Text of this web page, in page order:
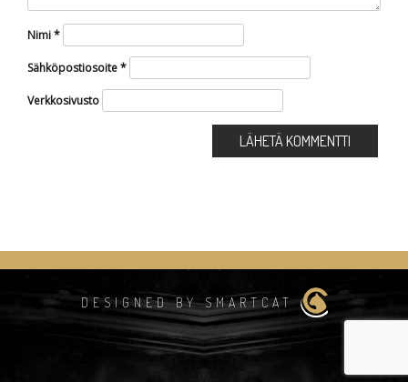
Nimi*
Sähköpostiosoite*
Verkkosivusto
DESIGNED BY SMARTCAT